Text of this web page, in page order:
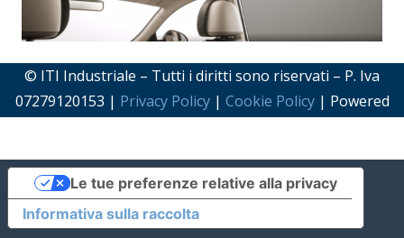
© ITI Industriale – Tutti i diritti sono riservati – P. Iva
07279120153 | Privacy Policy| Cookie Policy| Powered
Informativa sulla raccolta
Le tue preferenze relative alla privacy